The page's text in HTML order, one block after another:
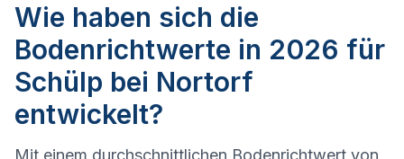
Wie haben sich die
Bodenrichtwerte in 2026 für
Schülp bei Nortorf
entwickelt?
Mit einem durchschnittlichen Bodenrichtwert von